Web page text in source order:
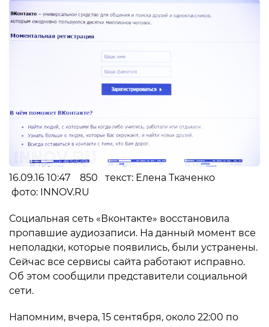
16.09.16 10:47 850 текст: Елена Ткаченко
фото: INNOV.RU
Социальная сеть «Вконтакте» восстановила
пропавшие аудиозаписи. На данный момент все
неполадки, которые появились, были устранены.
Сейчас все сервисы сайта работают исправно.
Об этом сообщили представители социальной
сети.
Напомним, вчера, 15 сентября, около 22:00 по